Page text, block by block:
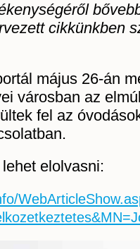
cikkünkben
május 26-án
városban az
fel az
elolvasni: